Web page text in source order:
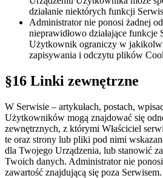
działanie niektórych funkcji
Administrator nie ponosi żadnej
nieprawidłowo działające
Użytkownik ograniczy w
zapisywania i odczytu plików
§16 Linki zewnętrzne
W Serwisie – artykułach, postach,
Użytkowników mogą znajdować się
zewnętrznych, z którymi Właściciel
te oraz strony lub pliki pod nimi
dla Twojego Urządzenia, lub stanowić
Twoich danych. Administrator nie
zawartość znajdującą się poza Serwisem.